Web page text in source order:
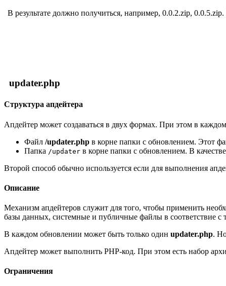
В результате должно получиться, например, 0.0.2.zip,
updater.php
Структура апдейтера
Апдейтер может создаваться в двух формах. При этом в
Файл /updater.php в корне папки с обновлением. Этот
Папка /updater в корне папки с обновлением. В
Второй способ обычно используется если для выполнения
Описание
Механизм апдейтеров служит для того, чтобы применить
базы данных, системные и публичные файлы в соответствие с
В каждом обновлении может быть только один updater.php.
Апдейтер может выполнить PHP-код. При этом есть набор
Ограничения